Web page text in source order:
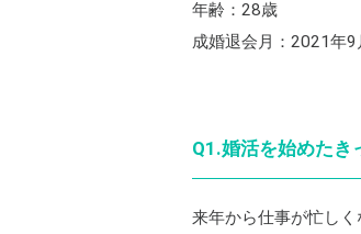
年齢：28歳
成婚退会月：2021年9
Q1.婚活を始めたき
来年から仕事が忙しく